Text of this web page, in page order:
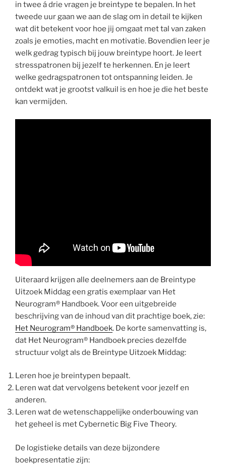
in twee á drie vragen je breintype te bepalen. In het
tweede uur gaan we aan de slag om in detail te kijken
wat dit betekent voor hoe jij omgaat met tal van zaken
zoals je emoties, macht en motivatie. Bovendien leer je
welk gedrag typisch bij jouw breintype hoort. Je leert
stresspatronen bij jezelf te herkennen. En je leert
welke gedragspatronen tot ontspanning leiden. Je
ontdekt wat je grootst valkuil is en hoe je die het beste
kan vermijden.
Uiteraard krijgen alle deelnemers aan de Breintype
Uitzoek Middag een gratis exemplaar van Het
Neurogram® Handboek. Voor een uitgebreide
beschrijving van de inhoud van dit prachtige boek, zie:
Het Neurogram® Handboek. De korte samenvatting is,
dat Het Neurogram® Handboek precies dezelfde
structuur volgt als de Breintype Uitzoek Middag:
Leren hoe je breintypen bepaalt.
Leren wat dat vervolgens betekent voor jezelf en
anderen.
Leren wat de wetenschappelijke onderbouwing van
het geheel is met Cybernetic Big Five Theory.
De logistieke details van deze bijzondere
boekpresentatie zijn: